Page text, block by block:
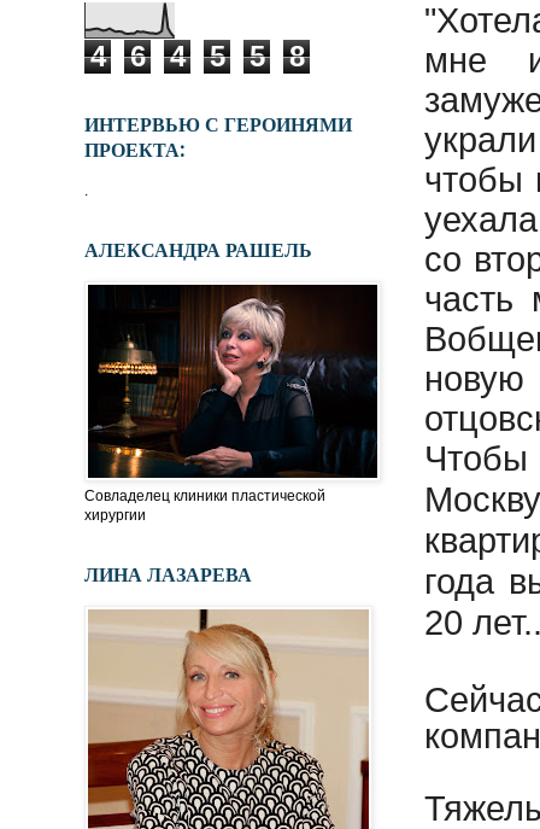
мне
чтобы
со
Чтобы
года
20
4 6 4 5 5 8
ИНТЕРВЬЮ С ГЕРОИНЯМИ
ПРОЕКТА:
.
АЛЕКСАНДРА РАШЕЛЬ
Совладелец клиники пластической
хирургии
ЛИНА ЛАЗАРЕВА